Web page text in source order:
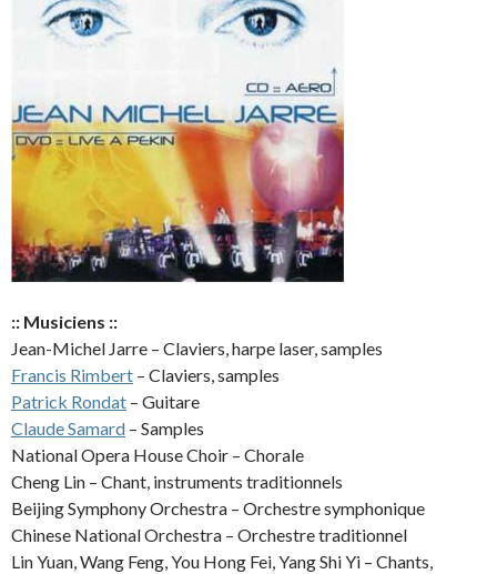
:: Musiciens ::
Jean-Michel Jarre – Claviers, harpe laser, samples
Francis Rimbert – Claviers, samples
Patrick Rondat – Guitare
Claude Samard – Samples
National Opera House Choir – Chorale
Cheng Lin – Chant, instruments traditionnels
Beijing Symphony Orchestra – Orchestre symphonique
Chinese National Orchestra – Orchestre traditionnel
Lin Yuan, Wang Feng, You Hong Fei, Yang Shi Yi – Chants,